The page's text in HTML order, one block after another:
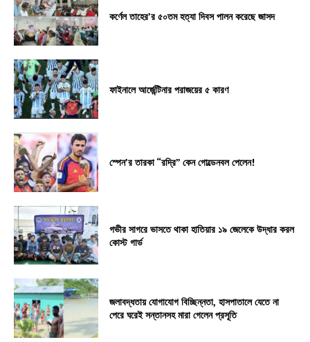
কর্ণেল তাহের’র ৫০তম হত্যা দিবস পালন করেছে জাসদ
ফাইনালে আর্জেন্টিনার পরাজয়ের ৫ কারণ
স্পেন’র তারকা “রদ্রি” কেন গোল্ডেনবল পেলেন!
গভীর সাগরে ভাসতে থাকা হাতিয়ার ১৯ জেলেকে উদ্ধার করল
কোস্ট গার্ড
জলাবদ্ধতায় যোগাযোগ বিচ্ছিন্নতা, হাসপাতালে যেতে না
পেরে ঘরেই সন্তানসহ মারা গেলেন প্রসূতি